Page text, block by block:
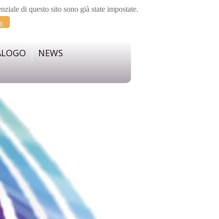
di questo sito sono già state impostate.
NEWS